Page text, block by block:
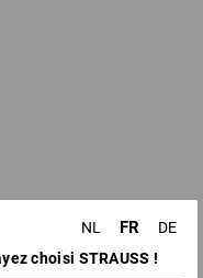
NL FR
DE
choisi STRAUSS !